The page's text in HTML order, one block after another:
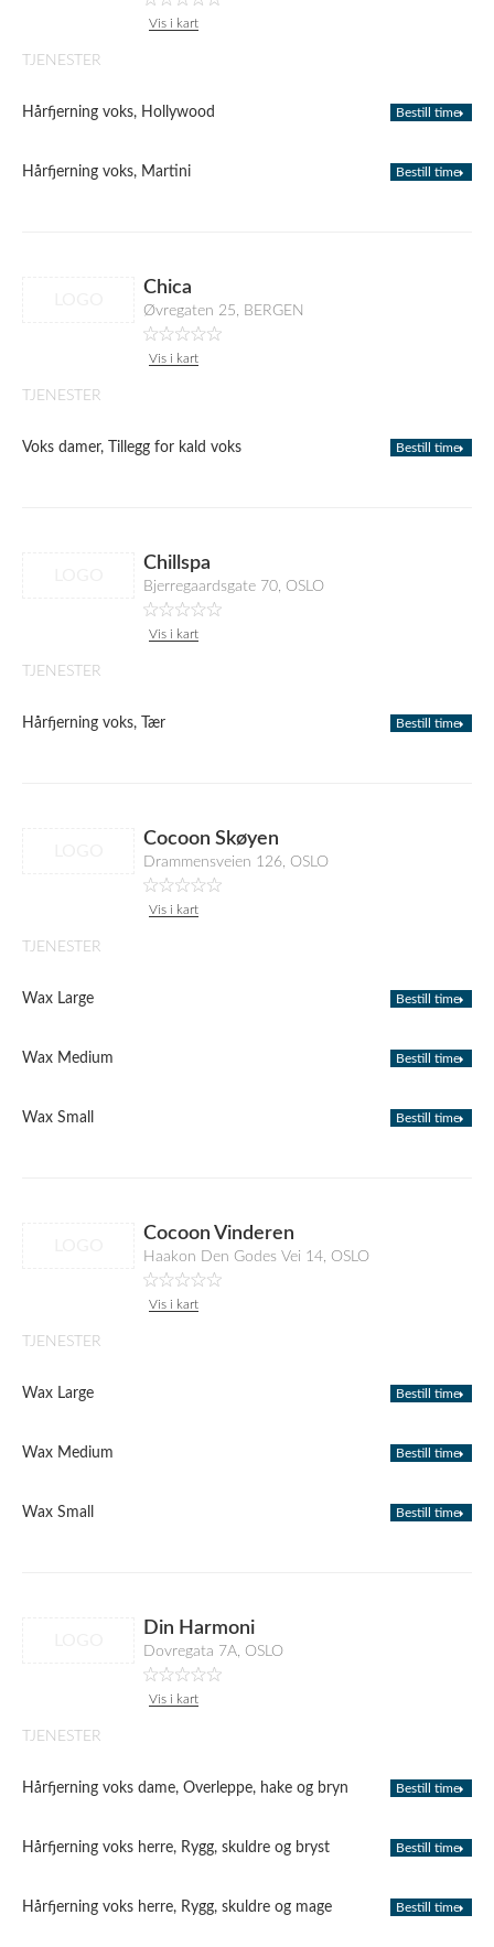
Vis i kart
TJENESTER
Hårfjerning voks, Hollywood Bestill time
Hårfjerning voks, Martini Bestill time
Chica
Øvregaten 25, BERGEN
Vis i kart
TJENESTER
Voks damer, Tillegg for kald voks Bestill time
Chillspa
Bjerregaardsgate 70, OSLO
Vis i kart
TJENESTER
Hårfjerning voks, Tær Bestill time
Cocoon Skøyen
Drammensveien 126, OSLO
Vis i kart
TJENESTER
Wax Large Bestill time
Wax Medium Bestill time
Wax Small Bestill time
Cocoon Vinderen
Haakon Den Godes Vei 14, OSLO
Vis i kart
TJENESTER
Wax Large Bestill time
Wax Medium Bestill time
Wax Small Bestill time
Din Harmoni
Dovregata 7A, OSLO
Vis i kart
TJENESTER
Hårfjerning voks dame, Overleppe, hake og bryn Bestill time
Hårfjerning voks herre, Rygg, skuldre og bryst Bestill time
Hårfjerning voks herre, Rygg, skuldre og mage Bestill time